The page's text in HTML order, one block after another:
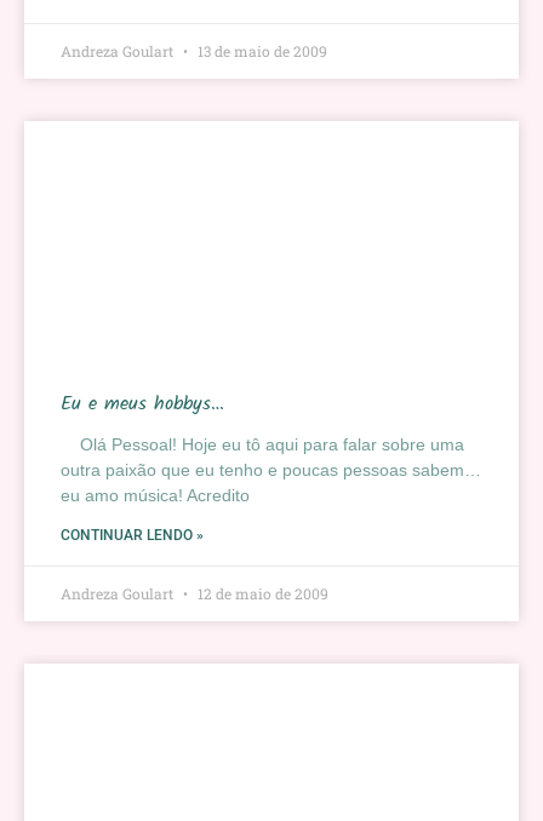
Andreza Goulart 13 de maio de 2009
Eu e meus hobbys…
Olá Pessoal! Hoje eu tô aqui para falar sobre uma
outra paixão que eu tenho e poucas pessoas sabem…
eu amo música! Acredito
CONTINUAR LENDO »
Andreza Goulart 12 de maio de 2009